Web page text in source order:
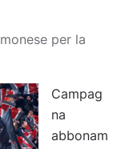
per la
Campag
na
abbonam